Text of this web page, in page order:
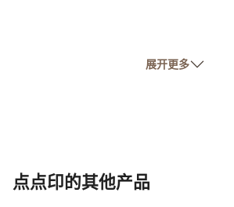
展开更多
点点印的其他产品